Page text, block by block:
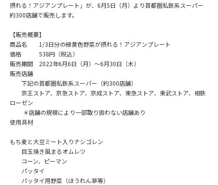
摂れる！アジアンプレート」が、6月5日（月）より首都圏私鉄系スーパー
約300店舗で販売します。
【販売概要】
商品名 1/3日分の緑黄色野菜が摂れる！アジアンプレート
価格 538円（税込）
販売期間 2022年6月6日（月）～6月30日（木）
販売店舗
下記の首都圏私鉄系スーパー（約300店舗）
京王ストア、京急ストア、京成ストア、東急ストア、東武ストア、相鉄
ローゼン
＊店舗の規模により一部取り扱わない店舗あり
使用具材
もち麦と大豆ミート入りナシゴレン
目玉焼き風まるオムレツ
コーン、ピーマン
パッタイ
パッタイ用野菜（ほうれん草等）